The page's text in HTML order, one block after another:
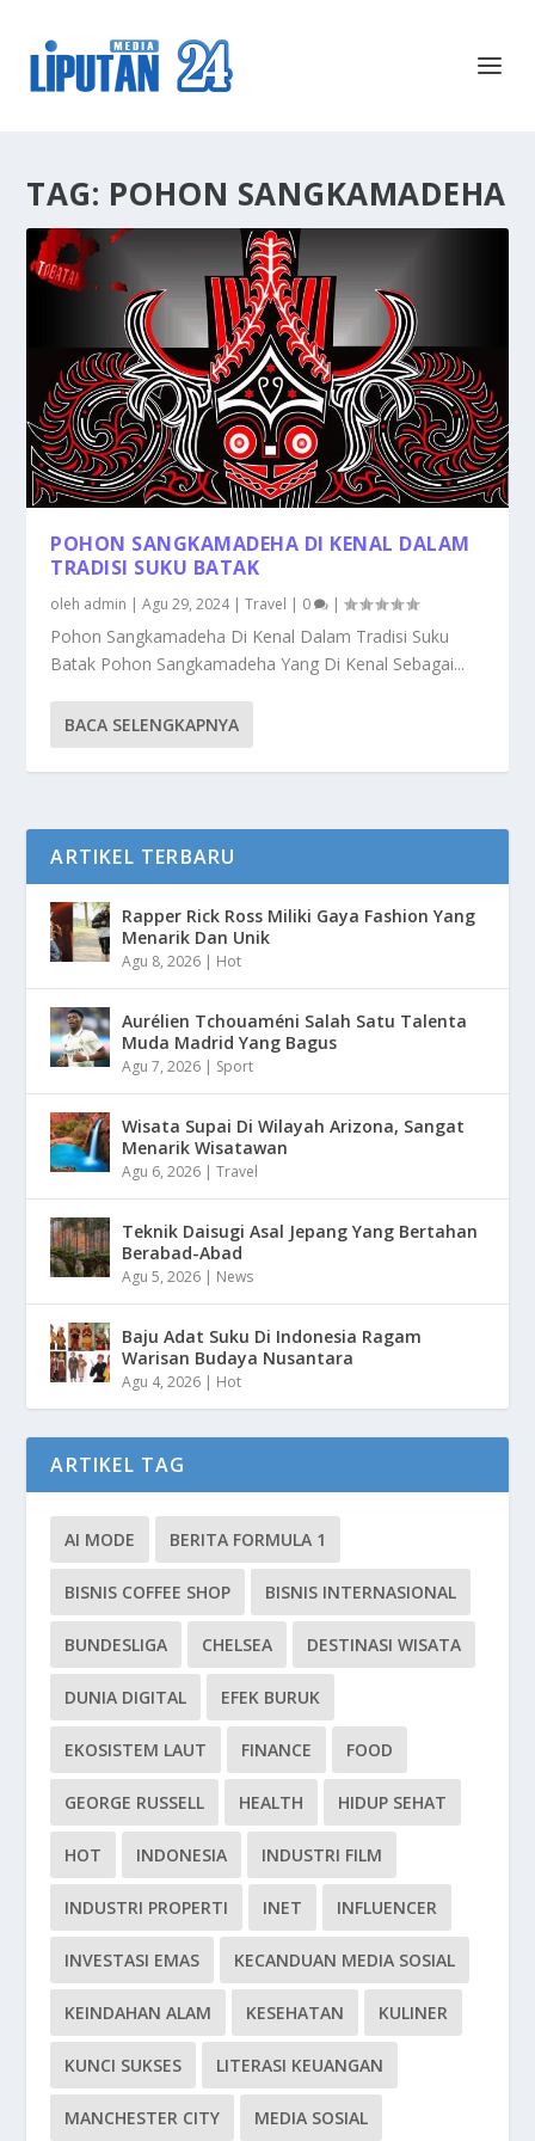
TAG: POHON SANGKAMADEHA
POHON SANGKAMADEHA DI KENAL DALAM
TRADISI SUKU BATAK
oleh admin |Agu 29, 2024|Travel | 0 |
Pohon Sangkamadeha Di Kenal Dalam Tradisi Suku
Batak Pohon Sangkamadeha Yang Di Kenal Sebagai...
BACA SELENGKAPNYA
ARTIKEL TERBARU
Rapper Rick Ross Miliki Gaya Fashion Yang
Menarik Dan Unik
Agu 8, 2026 | Hot
Aurélien Tchouaméni Salah Satu Talenta
Muda Madrid Yang Bagus
Agu 7, 2026 | Sport
Wisata Supai Di Wilayah Arizona, Sangat
Menarik Wisatawan
Agu 6, 2026 |Travel
Teknik Daisugi Asal Jepang Yang Bertahan
Berabad-Abad
Agu 5, 2026 | News
Baju Adat Suku Di Indonesia Ragam
Warisan Budaya Nusantara
Agu 4, 2026 | Hot
ARTIKEL TAG
AI MODE BERITA FORMULA 1
BISNIS COFFEE SHOP BISNIS INTERNASIONAL
BUNDESLIGA CHELSEA DESTINASI WISATA
DUNIA DIGITAL EFEK BURUK
EKOSISTEM LAUT FINANCE FOOD
GEORGE RUSSELL HEALTH HIDUP SEHAT
HOT INDONESIA INDUSTRI FILM
INDUSTRI PROPERTI INET INFLUENCER
INVESTASI EMAS KECANDUAN MEDIA SOSIAL
KEINDAHAN ALAM KESEHATAN KULINER
KUNCI SUKSES LITERASI KEUANGAN
MANCHESTER CITY MEDIA SOSIAL